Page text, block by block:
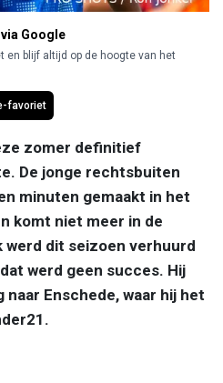
Google
en blijf altijd op de hoogte van het
favoriet
zomer definitief
De jonge rechtsbuiten
minuten gemaakt in het
komt niet meer in de
werd dit seizoen verhuurd
dat werd geen succes. Hij
Enschede, waar hij het